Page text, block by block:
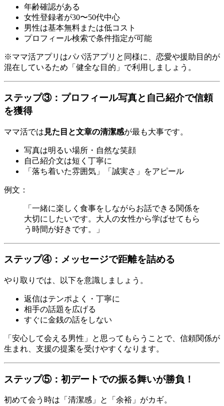
年齢確認がある
女性登録者が30〜50代中心
男性は基本無料または低コスト
プロフィール検索で条件指定が可能
※ママ活アプリはパパ活アプリと同様に、恋愛や援助目的が
混在しているため「健全な目的」で利用しましょう。
ステップ③：プロフィール写真と自己紹介で信頼
を獲得
ママ活では 見た目と文章の清潔感が最も大事です。
写真は明るい場所・自然な笑顔
自己紹介文は短く丁寧に
「落ち着いた雰囲気」「誠実さ」をアピール
例文：
「一緒に楽しく食事をしながらお話できる関係を
大切にしたいです。大人の女性から学ばせてもら
う時間が好きです。」
ステップ④：メッセージで距離を詰める
やり取りでは、以下を意識しましょう。
返信はテンポよく・丁寧に
相手の話題を広げる
すぐに金銭の話をしない
「安心して会える男性」と思ってもらうことで、信頼関係が
生まれ、支援の提案を受けやすくなります。
ステップ⑤：初デートでの振る舞いが勝負！
初めて会う時は「清潔感」と「余裕」がカギ。